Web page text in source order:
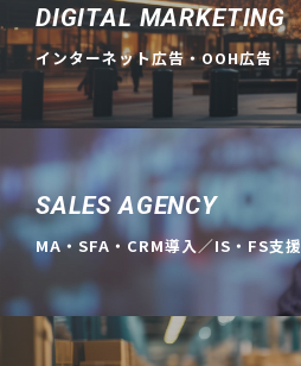
DIGITAL MARKETING
インターネット広告・OOH広告
SALES AGENCY
MA・SFA・CRM導入／IS・FS支援